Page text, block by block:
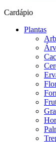
Cardápio
Plantas